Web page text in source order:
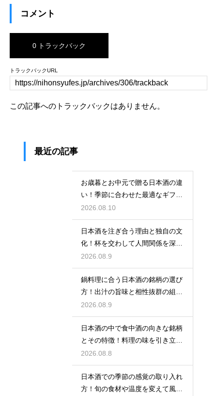
コメント
0 トラックバック
トラックバックURL
この記事へのトラックバックはありません。
最近の記事
お歳暮とお中元で贈る日本酒の違
い！季節に合わせた最適なギフト
の選び方
2026.08.10
日本酒を注ぎ合う理由と独自の文
化！杯を交わして人間関係を深め
る歴史
2026.08.9
鍋料理に合う日本酒の銘柄の選び
方！出汁の旨味と相性抜群の組み
合わせ
2026.08.9
日本酒の中で食中酒の向きな銘柄
とその特徴！料理の味を引き立て
る名脇役
2026.08.8
日本酒での季節の感覚の取り入れ
方！旬の食材や温度を変えて風情